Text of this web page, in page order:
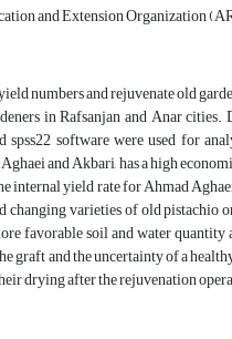
and Extension Organization
numbers and rejuvenate old
in Rafsanjan and Anar cities.
software were used for
and Akbari, has a high
internal yield rate for Ahmad
varieties of old pistachio
favorable soil and water
graft and the uncertainty of a
drying after the rejuvenation